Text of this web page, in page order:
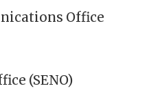
Office
(SENO)